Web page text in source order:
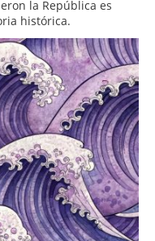
la República es
histórica.